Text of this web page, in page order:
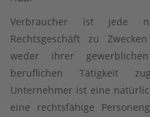
Verbraucher ist jede
Rechtsgeschäft zu
weder ihrer
beruflichen Tätigkeit
Unternehmer ist eine
eine rechtsfähige